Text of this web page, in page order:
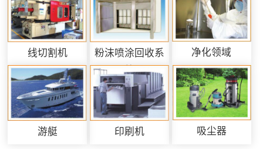
线切割机
粉沫喷涂回收系
统
净化领域
游艇 印刷机 吸尘器